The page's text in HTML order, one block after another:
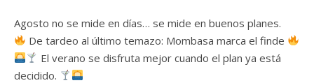
Agosto no se mide en días… se mide en buenos planes.
De tardeo al último temazo: Mombasa marca el finde
El verano se disfruta mejor cuando el plan ya está
decidido.